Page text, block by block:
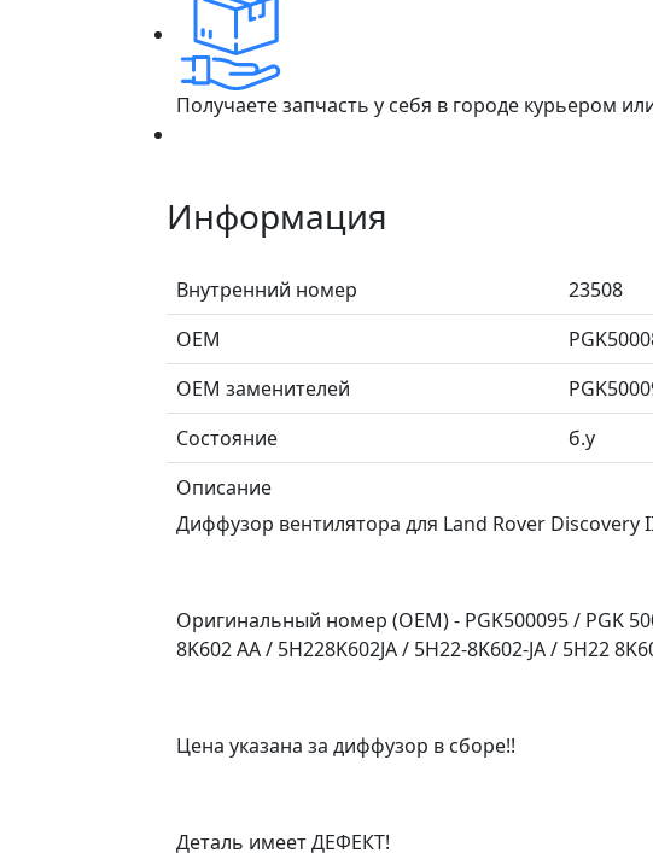
Получаете запчасть у себя в городе курьером
Информация
Внутренний номер
23508
ОЕМ
ОЕМ заменителей
Состояние
б.у
Описание
Диффузор вентилятора для Land Rover Discovery
Оригинальный номер (OEM) - PGK500095 / PGK
8K602 AA / 5H228K602JA / 5H22-8K602-JA / 5H22
Цена указана за диффузор в сборе!!
Деталь имеет ДЕФЕКТ!